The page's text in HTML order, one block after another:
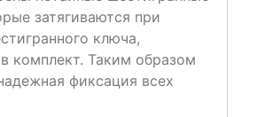
затягиваются при
ключа,
комплект. Таким образом
фиксация всех